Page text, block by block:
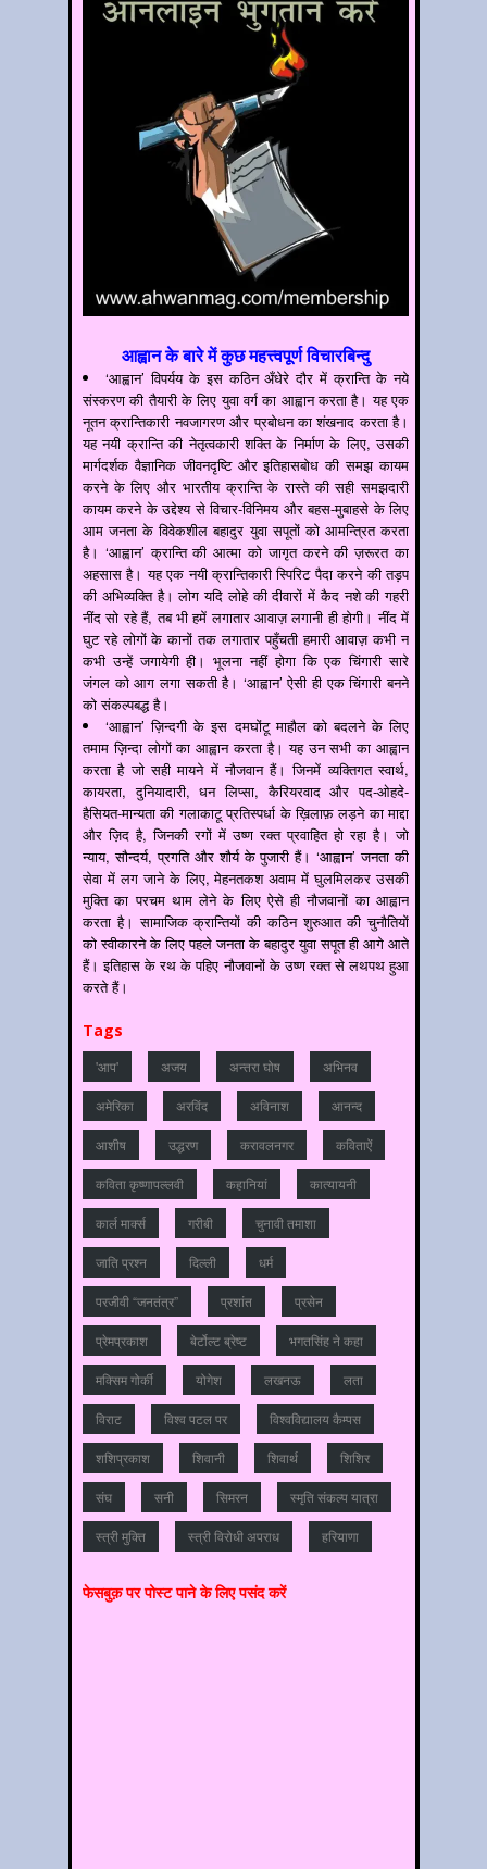
आह्वान के बारे में कुछ महत्त्वपूर्ण विचारबिन्दु
‘आह्वान’ विपर्यय के इस कठिन अँधेरे दौर में क्रान्ति के नये
संस्करण की तैयारी के लिए युवा वर्ग का आह्वान करता है। यह एक
नूतन क्रान्तिकारी नवजागरण और प्रबोधन का शंखनाद करता है।
यह नयी क्रान्ति की नेतृत्वकारी शक्ति के निर्माण के लिए, उसकी
मार्गदर्शक वैज्ञानिक जीवनदृष्टि और इतिहासबोध की समझ कायम
करने के लिए और भारतीय क्रान्ति के रास्ते की सही समझदारी
कायम करने के उद्देश्य से विचार-विनिमय और बहस-मुबाहसे के लिए
आम जनता के विवेकशील बहादुर युवा सपूतों को आमन्त्रित करता
है। ‘आह्वान’ क्रान्ति की आत्मा को जागृत करने की ज़रूरत का
अहसास है। यह एक नयी क्रान्तिकारी स्पिरिट पैदा करने की तड़प
की अभिव्यक्ति है। लोग यदि लोहे की दीवारों में कैद नशे की गहरी
नींद सो रहे हैं, तब भी हमें लगातार आवाज़ लगानी ही होगी। नींद में
घुट रहे लोगों के कानों तक लगातार पहुँचती हमारी आवाज़ कभी न
कभी उन्हें जगायेगी ही। भूलना नहीं होगा कि एक चिंगारी सारे
जंगल को आग लगा सकती है। ‘आह्वान’ ऐसी ही एक चिंगारी बनने
को संकल्पबद्ध है।
‘आह्वान’ ज़िन्दगी के इस दमघोंटू माहौल को बदलने के लिए
तमाम ज़िन्दा लोगों का आह्वान करता है। यह उन सभी का आह्वान
करता है जो सही मायने में नौजवान हैं। जिनमें व्यक्तिगत स्वार्थ,
कायरता, दुनियादारी, धन लिप्सा, कैरियरवाद और पद-ओहदे-
हैसियत-मान्यता की गलाकाटू प्रतिस्पर्धा के ख़िलाफ़ लड़ने का माद्दा
और ज़िद है, जिनकी रगों में उष्ण रक्त प्रवाहित हो रहा है। जो
न्याय, सौन्दर्य, प्रगति और शौर्य के पुजारी हैं। ‘आह्वान’ जनता की
सेवा में लग जाने के लिए, मेहनतकश अवाम में घुलमिलकर उसकी
मुक्ति का परचम थाम लेने के लिए ऐसे ही नौजवानों का आह्वान
करता है। सामाजिक क्रान्तियों की कठिन शुरुआत की चुनौतियों
को स्वीकारने के लिए पहले जनता के बहादुर युवा सपूत ही आगे आते
हैं। इतिहास के रथ के पहिए नौजवानों के उष्ण रक्त से लथपथ हुआ
करते हैं।
Tags
'आप' अजय अन्‍तरा घोष अभिनव
अमेरिका अरविंद अविनाश आनन्‍द
आशीष उद्धरण करावलनगर कविताऐं
कविता कृष्णापल्लवी कहानियां कात्‍यायनी
कार्ल मार्क्स गरीबी चुनावी तमाशा
जाति प्रश्‍न दिल्‍ली धर्म
परजीवी “जनतंत्र” प्रशांत प्रसेन
प्रेमप्रकाश बेर्टोल्ट ब्रेष्ट भगतसिंह ने कहा
मक्सिम गोर्की योगेश लखनऊ लता
विराट विश्‍व पटल पर विश्‍वविद्यालय कैम्‍पस
शशिप्रकाश शिवानी शिवार्थ शिशिर
संघ सनी सिमरन स्मृति संकल्प यात्रा
स्‍त्री मुक्ति स्‍त्री विरोधी अपराध हरियाणा
फेसबुक़ पर पोस्‍ट पाने के लिए पसंद करें